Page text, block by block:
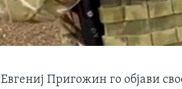
Евгениј Пригожин го објави